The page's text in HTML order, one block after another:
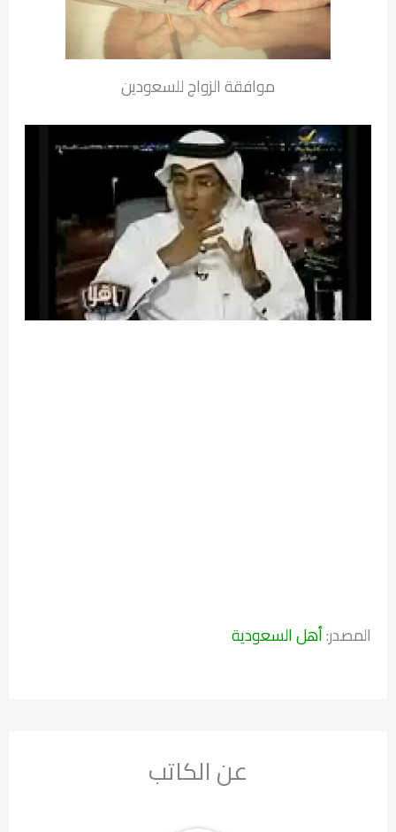
موافقة الزواج للسعودين
المصدر:أهل السعودية
عن الكاتب